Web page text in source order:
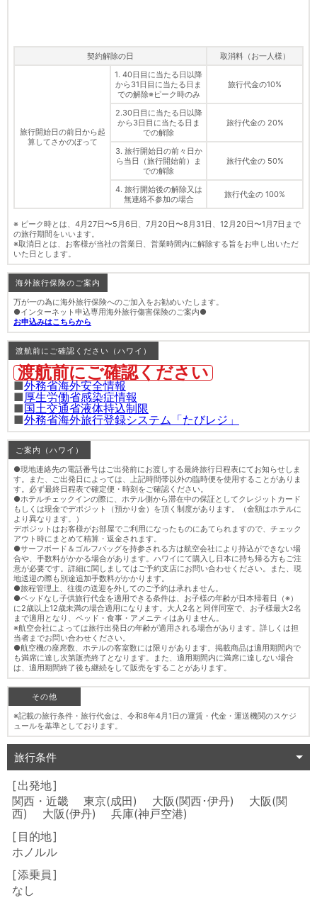
契約解除の日 取消料（お一人様）
旅行開始日の前日から起
算してさかのぼって
1. 40日目に当たる日以降
から31日目に当たる日ま
での解除※ピーク時のみ
旅行代金の10%
2.30日目に当たる日以降
から3日目に当たる日ま
での解除
旅行代金の 20%
3. 旅行開始日の前々日か
ら当日（旅行開始前）ま
での解除
旅行代金の 50%
4. 旅行開始後の解除又は
無連絡不参加の場合
旅行代金の 100%
※ ピーク時とは、4月27日〜5月6日、7月20日〜8月31日、12月20日〜1月7日まで
の旅行期間をいいます。
※取消日とは、お客様が当社の営業日、営業時間内に解除する旨をお申し出いただ
いた日とします。
海外旅行保険のご案内
万が一の為に海外旅行保険へのご加入をお勧めいたします。
●インターネット申込専用海外旅行傷害保険のご案内●
お申込みはこちらから
渡航前にご確認ください（ハワイ）
渡航前にご確認ください
■外務省海外安全情報
■厚生労働省感染症情報
■国土交通省液体持込制限
■外務省海外旅行登録システム「たびレジ」
ご案内（ハワイ）
●現地連絡先の電話番号はご出発前にお渡しする最終旅行日程表にてお知らせしま
す。また、ご出発日によっては、上記時間帯以外の臨時便を使用することがありま
す。必ず最終日程表で確定便・時刻をご確認ください。
●ホテルチェックインの際に、ホテル側から滞在中の保証としてクレジットカード
もしくは現金でデポジット（預かり金）を頂く制度があります。（金額はホテルに
より異なります。）
デポジットはお客様がお部屋でご利用になったものにあてられますので、チェック
アウト時にまとめて精算・返金されます。
●サーフボード＆ゴルフバッグを持参される方は航空会社により持込ができない場
合や、手数料がかかる場合があります。ハワイにて購入し日本に持ち帰る方もご注
意が必要です。詳細に関しましてはご予約支店にお問い合わせください。また、現
地送迎の際も別途追加手数料がかかります。
●旅程管理上、往復の送迎を外してのご予約は承れません。
●ベッドなし子供旅行代金を適用できる条件は、お子様の年齢が日本帰着日（※）
に2歳以上12歳未満の場合適用になります。大人2名と同伴同室で、お子様最大2名
まで適用となり、ベッド・食事・アメニティはありません。
※航空会社によっては旅行出発日の年齢が適用される場合があります。詳しくは担
当者までお問い合わせください。
●航空機の座席数、ホテルの客室数には限りがあります。掲載商品は適用期間内で
も満席に達し次第販売終了となります。また、適用期間内に満席に達しない場合
は、適用期間終了後も継続をして販売をすることがあります。
その他
※記載の旅行条件・旅行代金は、令和8年4月1日の運賃・代金・運送機関のスケジ
ュールを基準としております。
旅行条件
出発地
関西・近畿 東京(成田) 大阪(関西･伊丹) 大阪(関
西) 大阪(伊丹) 兵庫(神戸空港)
目的地
ホノルル
添乗員
なし